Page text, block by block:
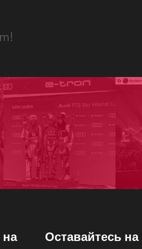
Оставайтесь на